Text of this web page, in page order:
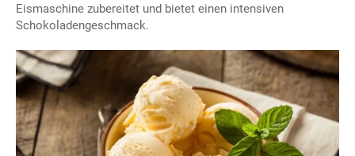
Eismaschine zubereitet und bietet einen intensiven
Schokoladengeschmack.